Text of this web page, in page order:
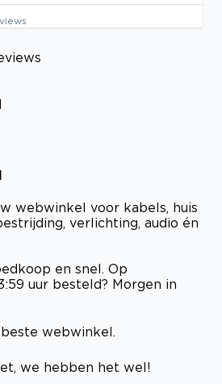
webwinkel voor kabels, huis
verlichting, audio én
en snel. Op
uur besteld? Morgen in
webwinkel.
we hebben het wel!